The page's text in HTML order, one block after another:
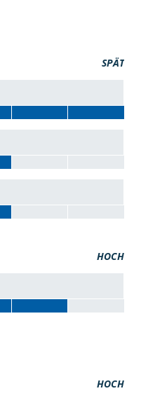
SPÄT
HOCH
HOCH